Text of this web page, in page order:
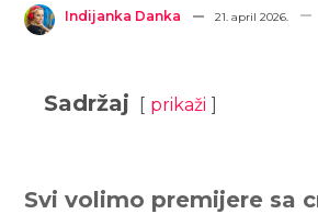
Indijanka Danka 21. april 2026.
Sadržaj prikaži
Svi volimo premijere sa